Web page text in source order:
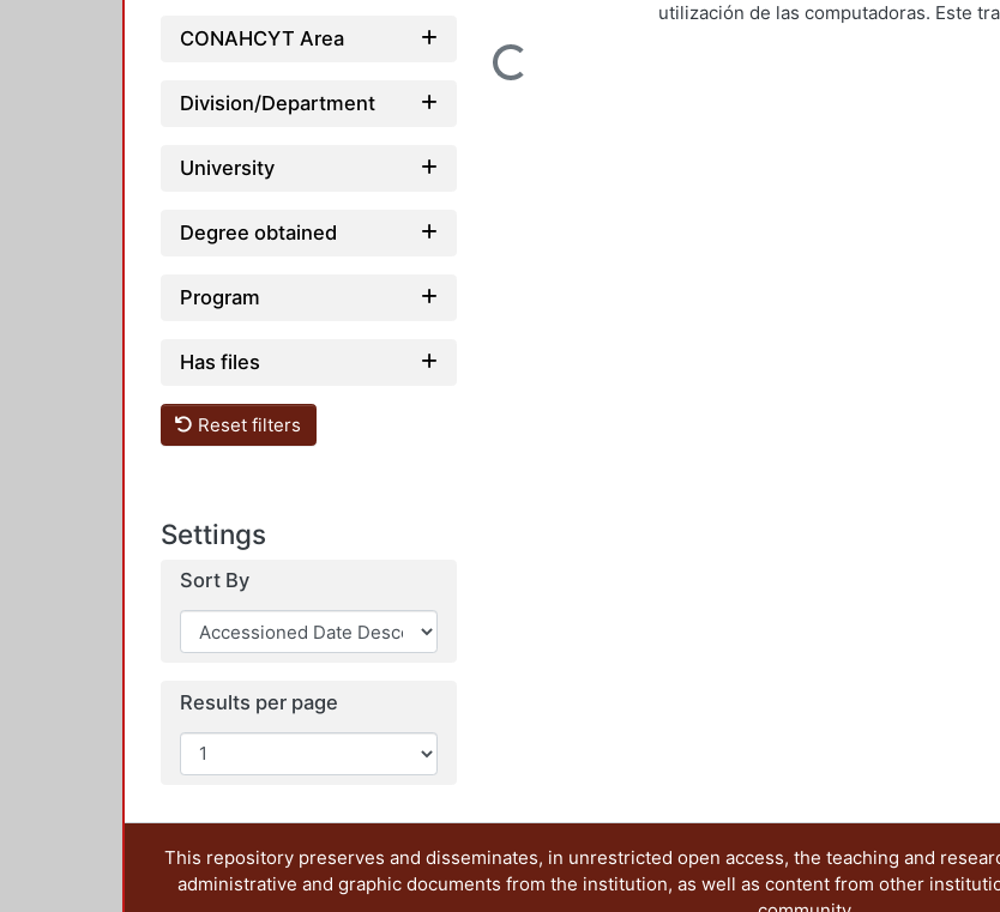
CONAHCYT Area
Division/Department
University
Degree obtained
Program
Has files
Reset filters
Settings
Sort By
Results per page
Loading...
utilización de las computadoras. Este
This repository preserves and disseminates, in unrestricted open access, the teaching and
administrative and graphic documents from the institution, as well as content from other